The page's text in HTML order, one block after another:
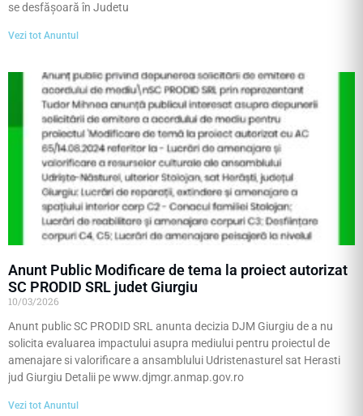
se desfăşoară în Judetu
Vezi tot Anuntul
Anunt Public Modificare de tema la proiect autorizat
SC PRODID SRL judet Giurgiu
10/03/2026
Anunt public SC PRODID SRL anunta decizia DJM Giurgiu de a nu
solicita evaluarea impactului asupra mediului pentru proiectul de
amenajare si valorificare a ansamblului Udristenasturel sat Herasti
jud Giurgiu Detalii pe www.djmgr.anmap.gov.ro
Vezi tot Anuntul